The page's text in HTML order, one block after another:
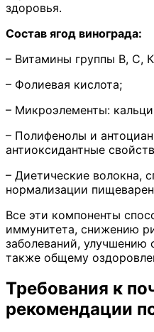
здоровья.
Состав ягод винограда:
– Витамины группы В, С,
– Фолиевая кислота;
– Микроэлементы:
– Полифенолы и
антиоксидантные
– Диетические волокна,
нормализации
Все эти компоненты
иммунитета, снижению
заболеваний, улучшению
также общему
Требования к
рекомендации